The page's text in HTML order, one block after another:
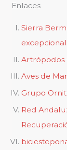
Enlaces
Sierra
excepcional
Artrópodos
Aves de
Grupo
Red